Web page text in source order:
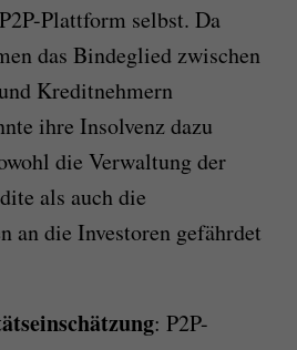
Plattform selbst. Da
das Bindeglied zwischen
Kreditnehmern
ihre Insolvenz dazu
die Verwaltung der
als auch die
an die Investoren gefährdet
: P2P-